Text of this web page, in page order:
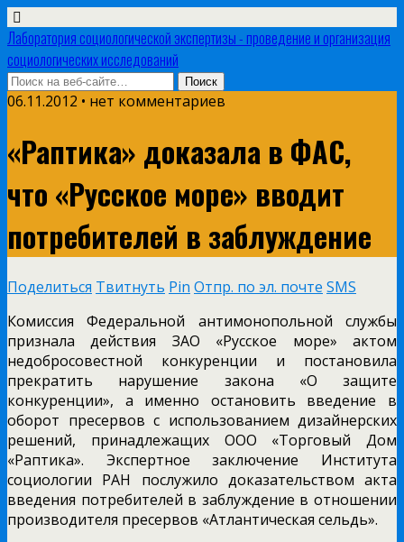
Лаборатория социологической экспертизы - проведение и организация
социологических исследований
06.11.2012 • нет комментариев
«Раптика» доказала в ФАС,
что «Русское море» вводит
потребителей в заблуждение
Поделиться Твитнуть Pin Отпр. по эл. почте SMS
Комиссия Федеральной антимонопольной службы
признала действия ЗАО «Русское море» актом
недобросовестной конкуренции и постановила
прекратить нарушение закона «О защите
конкуренции», а именно остановить введение в
оборот пресервов с использованием дизайнерских
решений, принадлежащих ООО «Торговый Дом
«Раптика». Экспертное заключение Института
социологии РАН послужило доказательством акта
введения потребителей в заблуждение в отношении
производителя пресервов «Атлантическая сельдь».